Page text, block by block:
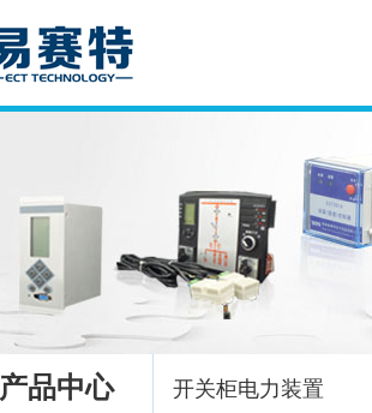
产品中心 开关柜电力装置